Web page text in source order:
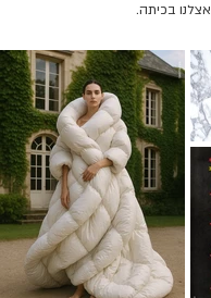
אצלנו בכיתה.